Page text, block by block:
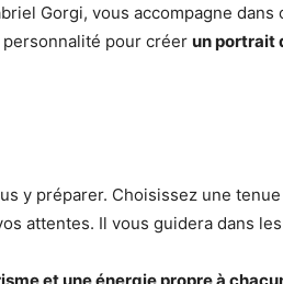
Gorgi, vous accompagne
pour créer un portrait
y préparer. Choisissez une
attentes. Il vous guidera dans